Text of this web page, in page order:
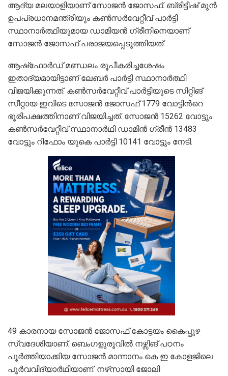
ആദ്യ മലയാളിയാണ് സോജൻ ജോസഫ്. ബ്രിട്ടീഷ് മുന്‍
ഉപപ്രധാനമന്ത്രിയും കണ്‍സര്‍വേറ്റീവ് പാര്‍ട്ടി
സ്ഥാനാര്‍ത്ഥിയുമായ ഡാമിയന്‍ ഗ്രീനിനെയാണ്
സോജന്‍ ജോസഫ് പരാജയപ്പെടുത്തിയത്.
ആഷ്‌ഫോര്‍ഡ് മണ്ഡലം രൂപീകരിച്ചശേഷം
ഇതാദ്യമായിട്ടാണ് ലേബര്‍ പാര്‍ട്ടി സ്ഥാനാര്‍ത്ഥി
വിജയിക്കുന്നത്. കൺസർവേറ്റീവ് പാർട്ടിയുടെ സിറ്റിങ്
സീറ്റായ ഇവിടെ സോജൻ ജോസഫ് 1779 വോട്ടിന്‍റെ
ഭൂരിപക്ഷത്തിനാണ് വിജയിച്ചത്. സോജൻ 15262 വോട്ടും
കൺസർവേറ്റീവ് സ്ഥാനാർഥി ഡാമിൻ ഗ്രീൻ 13483
വോട്ടും റിഫോം യുകെ പാർട്ടി 10141 വോട്ടും നേടി.
49 കാരനായ സോജന്‍ ജോസഫ് കോട്ടയം കൈപ്പുഴ
സ്വദേശിയാണ്. ബെംഗളുരൂവിൽ നഴ്സിങ് പഠനം
പൂർത്തിയാക്കിയ സോജൻ മാന്നാനം കെ ഇ കോളജിലെ
പൂർവവിദ്യാർഥിയാണ്. നഴ്‌സായി ജോലി